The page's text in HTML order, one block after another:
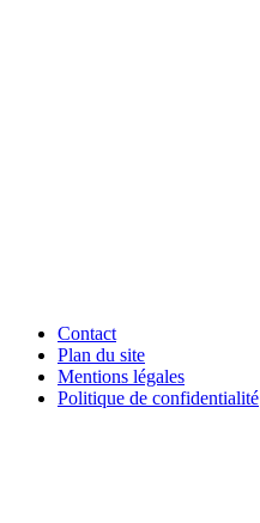
Contact
Plan du site
Mentions légales
Politique de confidentialité